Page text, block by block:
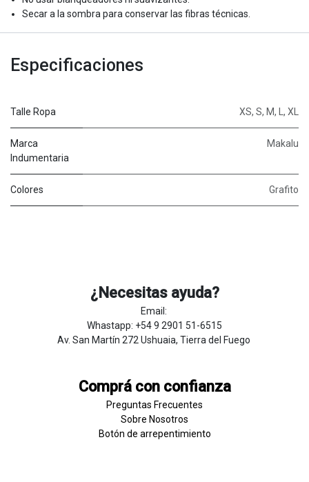
Secar a la sombra para conservar las fibras técnicas.
Especificaciones
Talle Ropa XS, S, M, L , XL
Marca
Indumentaria
Makalu
Colores Grafito
¿Necesitas ayuda?
Email:
Whastapp: +54 9 2901 51-6515
Av. San Martín 272 Ushuaia, Tierra del Fuego
Comprá con confianza
Preguntas Frecuentes
Sobre Nosotros
Botón de ​arrepentim​​​iento